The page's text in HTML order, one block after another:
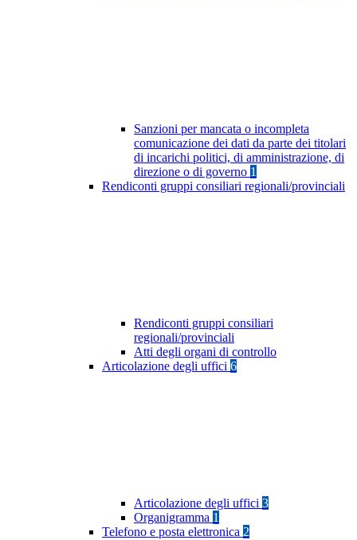
Sanzioni per mancata o incompleta
comunicazione dei dati da parte dei titolari
di incarichi politici, di amministrazione, di
direzione o di governo 1
Rendiconti gruppi consiliari regionali/provinciali
Rendiconti gruppi consiliari
regionali/provinciali
Atti degli organi di controllo
Articolazione degli uffici 6
Articolazione degli uffici 3
Organigramma 1
Telefono e posta elettronica 2